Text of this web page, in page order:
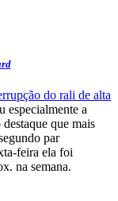
do rali de alta
especialmente a
que mais
par
feira ela foi
na semana.